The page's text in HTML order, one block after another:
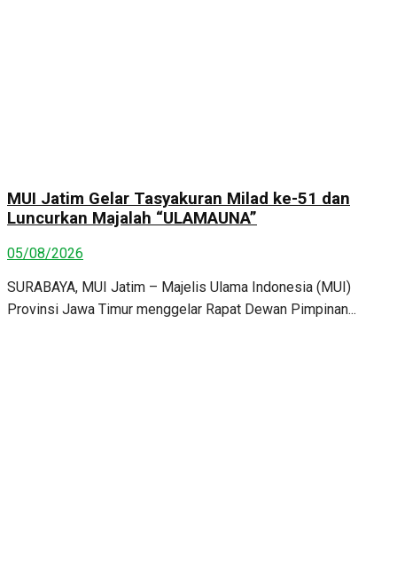
MUI Jatim Gelar Tasyakuran Milad ke-51 dan
Luncurkan Majalah “ULAMAUNA”
05/08/2026
SURABAYA, MUI Jatim – Majelis Ulama Indonesia (MUI)
Provinsi Jawa Timur menggelar Rapat Dewan Pimpinan...